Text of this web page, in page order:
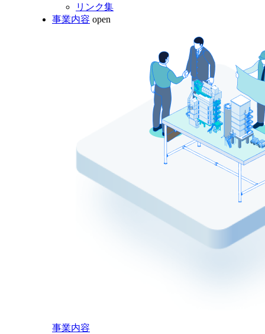
リンク集
事業内容 open
事業内容